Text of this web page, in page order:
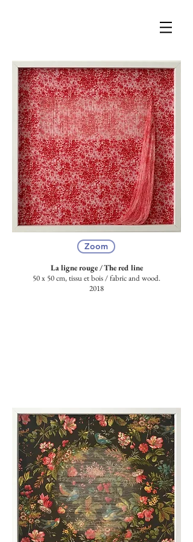
Zoom
La ligne rouge / The red line
50 x 50 cm, tissu et bois / fabric and wood.
2018